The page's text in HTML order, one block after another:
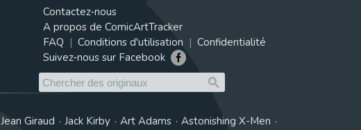
Contactez-nous
A propos de ComicArtTracker
FAQ
Conditions d'utilisation
Confidentialité
Suivez-nous sur Facebook
Jean Giraud Jack Kirby Art Adams
Astonishing X-Men